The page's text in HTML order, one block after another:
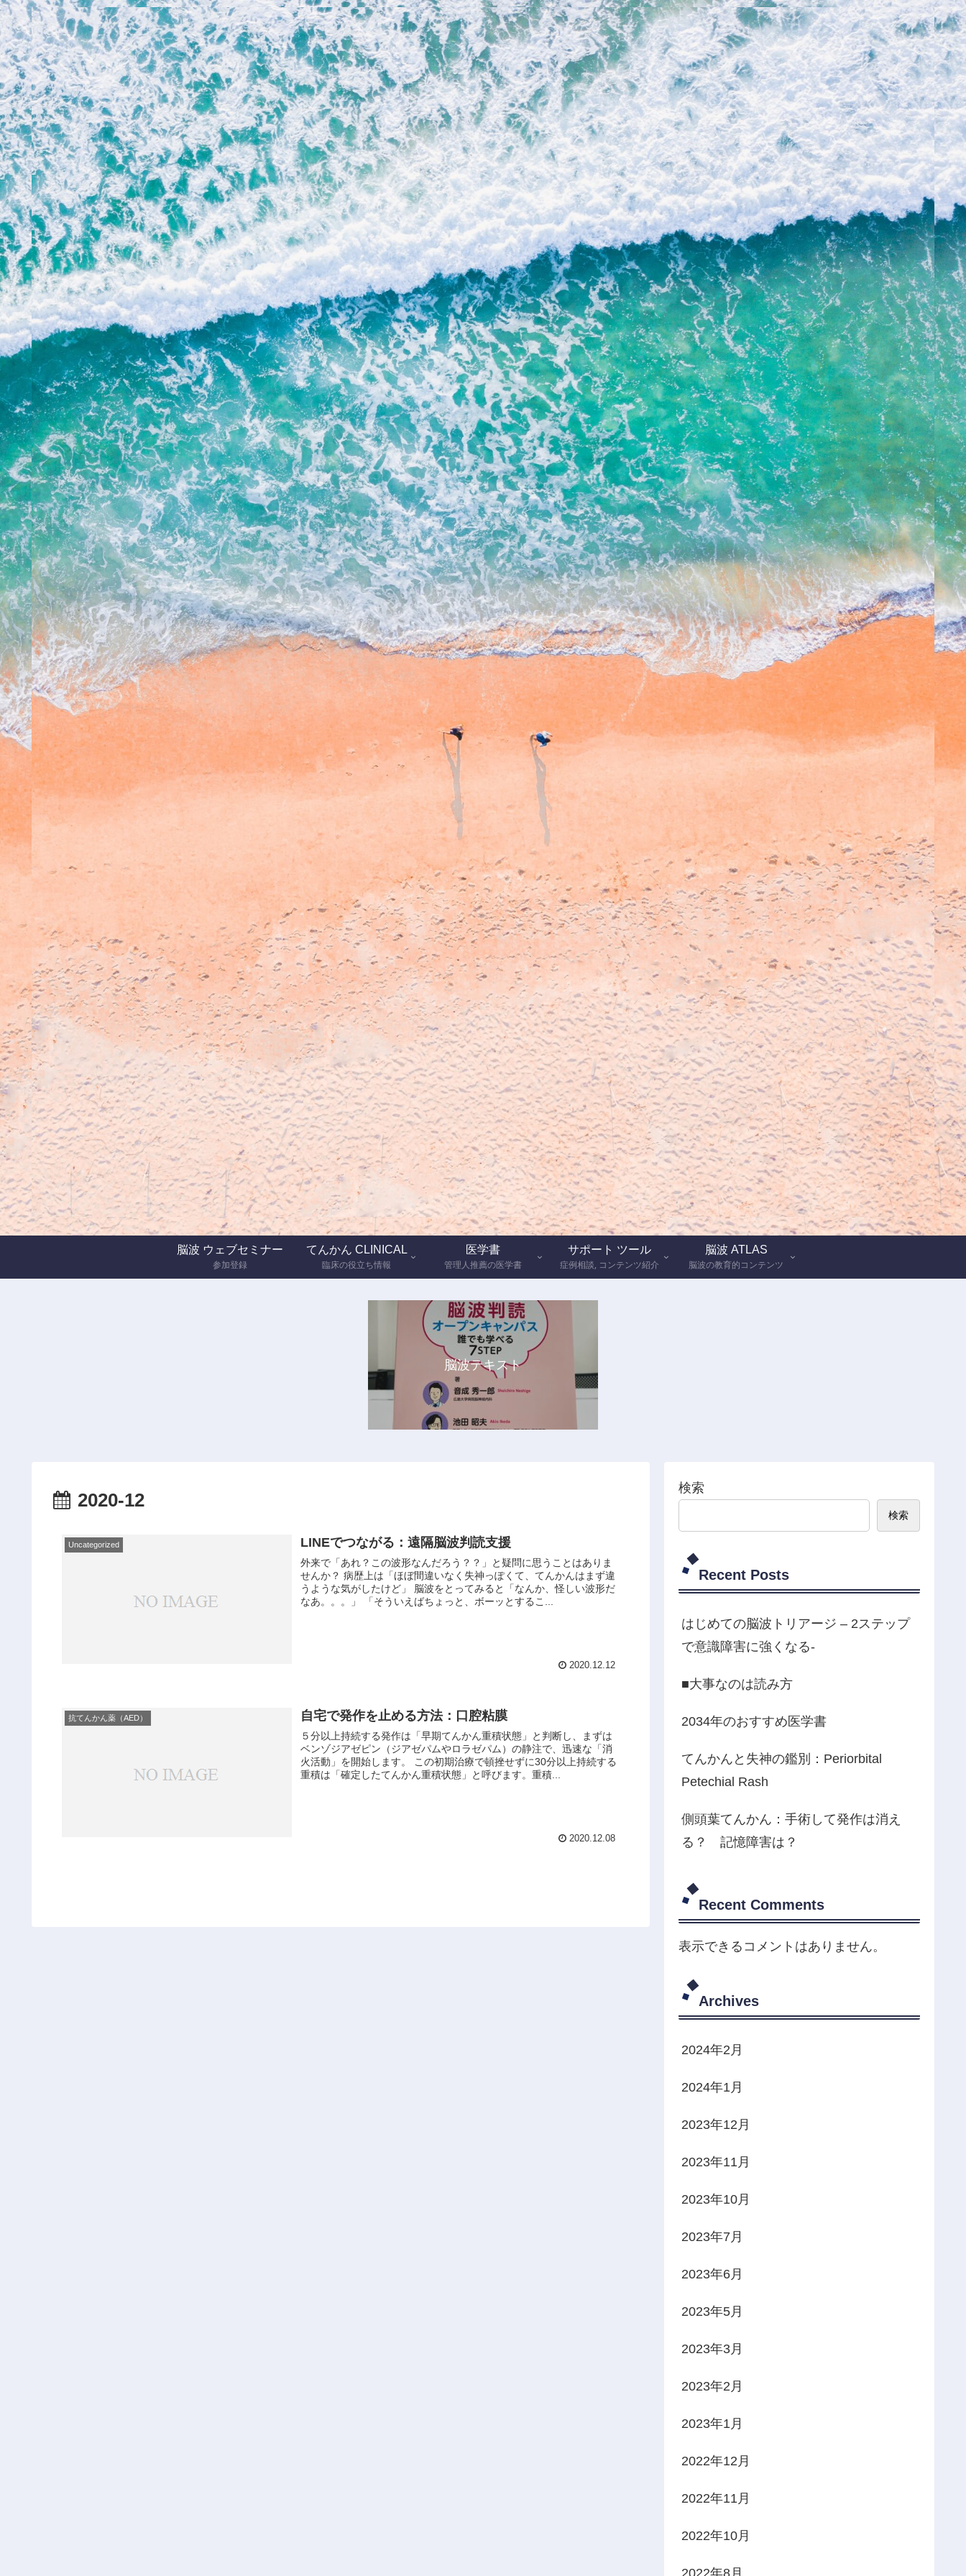
脳波 ウェブセミナー
参加登録
てんかん CLINICAL
臨床の役立ち情報
医学書
管理人推薦の医学書
サポート ツール
症例相談, コンテンツ紹介
脳波 ATLAS
脳波の教育的コンテンツ
脳波テキスト
2020-12
Uncategorized LINEでつながる：遠隔脳波判読支援
外来で「あれ？この波形なんだろう？？」と疑問に思うことはありま
せんか？ 病歴上は「ほぼ間違いなく失神っぽくて、てんかんはまず違
うような気がしたけど」 脳波をとってみると「なんか、怪しい波形だ
なあ。。。」 「そういえばちょっと、ボーッとするこ...
2020.12.12
抗てんかん薬（AED） 自宅で発作を止める方法：口腔粘膜
５分以上持続する発作は「早期てんかん重積状態」と判断し、まずは
ベンゾジアゼピン（ジアゼパムやロラゼパム）の静注で、迅速な「消
火活動」を開始します。 この初期治療で頓挫せずに30分以上持続する
重積は「確定したてんかん重積状態」と呼びます。重積...
2020.12.08
検索
検索
Recent Posts
はじめての脳波トリアージ – 2ステップ
で意識障害に強くなる-
■大事なのは読み方
2034年のおすすめ医学書
てんかんと失神の鑑別：Periorbital
Petechial Rash
側頭葉てんかん：手術して発作は消え
る？ 記憶障害は？
Recent Comments
表示できるコメントはありません。
Archives
2024年2月
2024年1月
2023年12月
2023年11月
2023年10月
2023年7月
2023年6月
2023年5月
2023年3月
2023年2月
2023年1月
2022年12月
2022年11月
2022年10月